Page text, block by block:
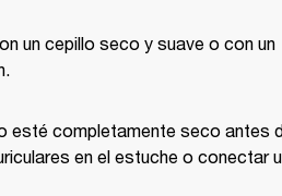
un cepillo seco y suave o con un
esté completamente seco antes
en el estuche o conectar